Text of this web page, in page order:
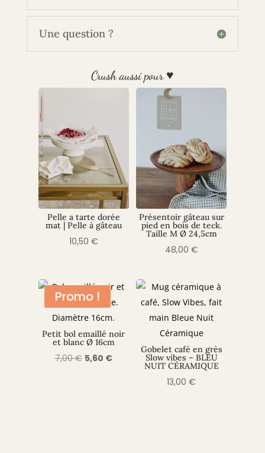
Une question ?
Crush aussi pour ♥
Pelle a tarte dorée
mat | Pelle à gâteau
10,50 €
Présentoir gâteau sur
pied en bois de teck.
Taille M Ø 24,5cm
48,00 €
Promo !
Petit bol emaillé noir
et blanc Ø 16cm
7,00€ Le
5,60 €Le
Gobelet café en grès
Slow vibes – BLEU
NUIT CÉRAMIQUE
13,00€